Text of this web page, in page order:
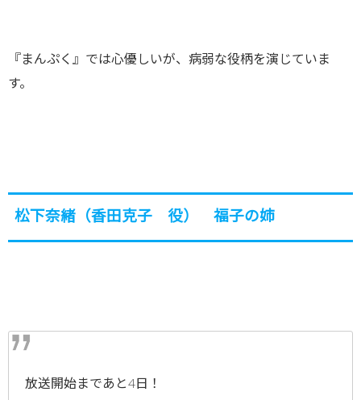
『まんぷく』では心優しいが、病弱な役柄を演じていま
す。
松下奈緒（香田克子 役） 福子の姉
放送開始まであと4日！